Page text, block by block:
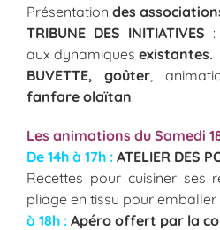
Présentation des
TRIBUNE DES INITIATIVES
aux dynamiques existantes.
BUVETTE, goûter ,
fanfare olaïtan.
Les animations du Samedi
De 14h à 17h : ATELIER DES
Recettes pour cuisiner ses
pliage en tissu pour emballer
à 18h : Apéro offert par la